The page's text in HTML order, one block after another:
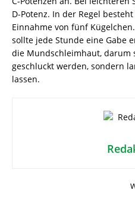
D-Potenz. In der Regel
Einnahme von fünf
sollte jede Stunde eine Gabe
die Mundschleimhaut,
geschluckt werden, sondern
lassen.